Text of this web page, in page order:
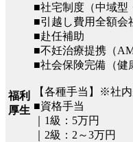
福利
厚生
■社宅制度（中域型
■引越し費用全額会
■赴任補助
■不妊治療提携（
■社会保険完備（健
【各種手当】※社
■資格手当
｜1級：5万円
｜2級：2～3万円